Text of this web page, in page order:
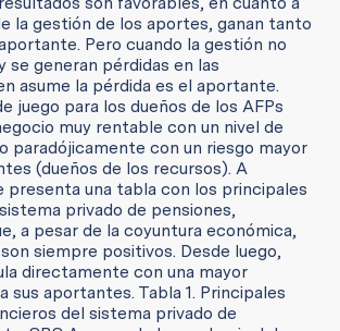
la gestión de los aportes, ganan tanto
Pero cuando la gestión no
se generan pérdidas en las
asume la pérdida es el aportante.
juego para los dueños de los AFPs
muy rentable con un nivel de
paradójicamente con un riesgo mayor
(dueños de los recursos). A
presenta una tabla con los principales
privado de pensiones,
a pesar de la coyuntura económica,
siempre positivos. Desde luego,
directamente con una mayor
sus aportantes. Tabla 1. Principales
del sistema privado de